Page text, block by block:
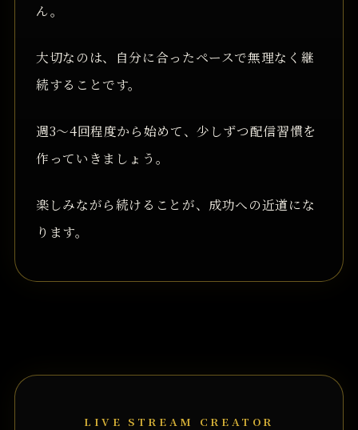
ん。
大切なのは、自分に合ったペースで無理なく継
続することです。
週3〜4回程度から始めて、少しずつ配信習慣を
作っていきましょう。
楽しみながら続けることが、成功への近道にな
ります。
LIVE STREAM CREATOR